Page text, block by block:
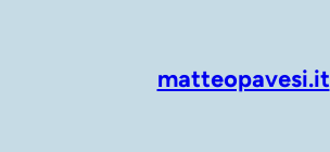
matteopavesi.it